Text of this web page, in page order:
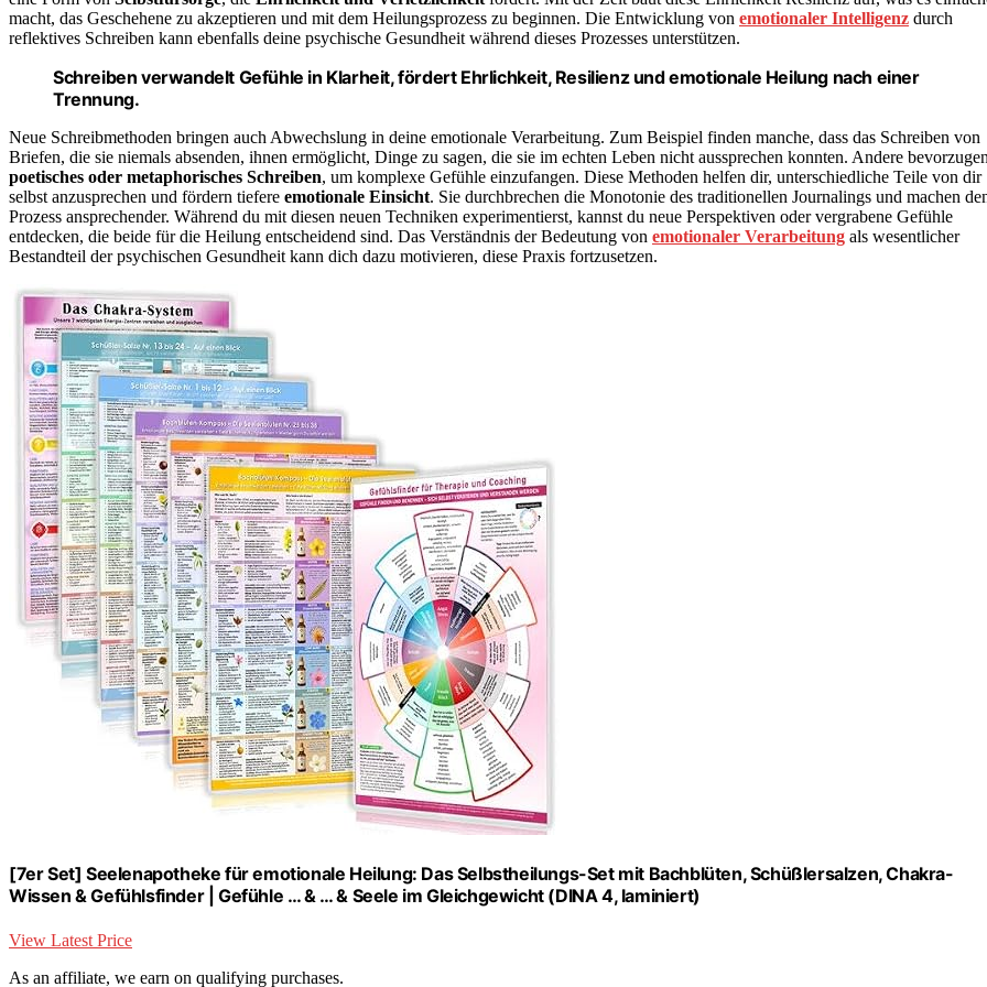
macht, das Geschehene zu akzeptieren und mit dem Heilungsprozess zu beginnen. Die Entwicklung von emotionaler Intelligenz durch
reflektives Schreiben kann ebenfalls deine psychische Gesundheit während dieses Prozesses unterstützen.
Schreiben verwandelt Gefühle in Klarheit, fördert Ehrlichkeit, Resilienz und emotionale Heilung nach einer
Trennung.
Neue Schreibmethoden bringen auch Abwechslung in deine emotionale Verarbeitung. Zum Beispiel finden manche, dass das Schreiben von
Briefen, die sie niemals absenden, ihnen ermöglicht, Dinge zu sagen, die sie im echten Leben nicht aussprechen konnten. Andere
poetisches oder metaphorisches Schreiben, um komplexe Gefühle einzufangen. Diese Methoden helfen dir, unterschiedliche Teile von dir
selbst anzusprechen und fördern tiefere emotionale Einsicht. Sie durchbrechen die Monotonie des traditionellen Journalings und machen
Prozess ansprechender. Während du mit diesen neuen Techniken experimentierst, kannst du neue Perspektiven oder vergrabene Gefühle
entdecken, die beide für die Heilung entscheidend sind. Das Verständnis der Bedeutung von emotionaler Verarbeitung als wesentlicher
Bestandteil der psychischen Gesundheit kann dich dazu motivieren, diese Praxis fortzusetzen.
[7er Set] Seelenapotheke für emotionale Heilung: Das Selbstheilungs-Set mit Bachblüten, Schüßlersalzen, Chakra-
Wissen & Gefühlsfinder | Gefühle … & … & Seele im Gleichgewicht (DINA 4, laminiert)
View Latest Price
As an affiliate, we earn on qualifying purchases.